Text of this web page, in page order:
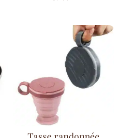
sur 5